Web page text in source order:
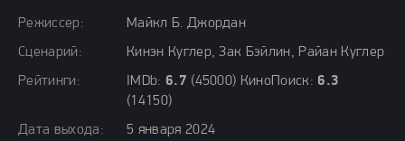
Режиссер:
Майкл Б. Джордан
Сценарий:
Кинэн Куглер, Зак Бэйлин, Райан Куглер
Рейтинги:
IMDb: 6.7 (45000) КиноПоиск: 6.3
(14150)
Дата выхода:
5 января 2024